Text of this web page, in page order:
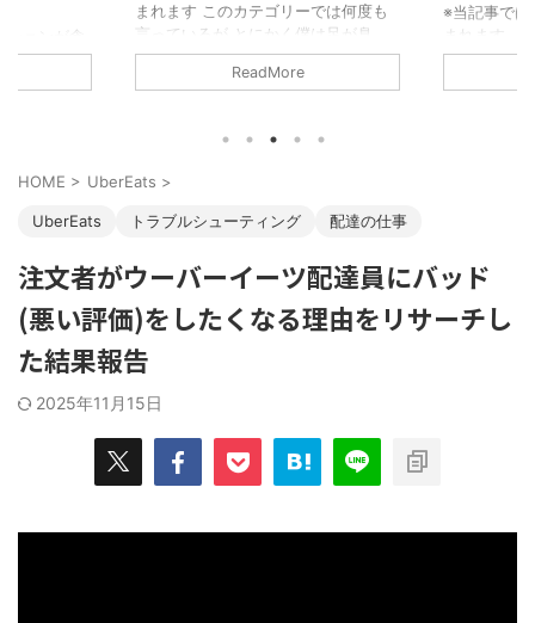
ョンが含
は落ちると
。 まさか
たんだ。
やっていき
とで、
ったモノ
と紹介して
まれます このカテゴリーでは何度も
言っているが とにかく僕は足が臭
い。 東に足を向ければ臭さが一周し
て西から後頭部に当たるくらいだ。
さ～メガトン級の足の臭さまで色んな
かるぞ。 ということで、僕の足が臭
すぎる問題を解決してくれた消臭アイ
ッズ７選！ 自分の足の臭さがメガト
ン級に近い人ほど、 ...
ReadMore
※当記事では
まれます
ウォーキン
グシューズ
OKだ。 ...
HOME > UberEats >
UberEats トラブルシューティング 配達の仕事
注文者がウーバーイーツ配達員にバッド
(悪い評価)をしたくなる理由をリサーチし
た結果報告
2025年11月15日